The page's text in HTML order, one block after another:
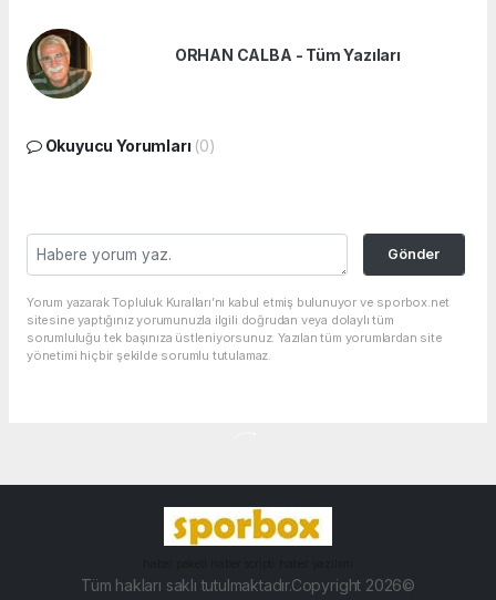
ORHAN CALBA - Tüm Yazıları
Okuyucu Yorumları (0)
Gönder
Yorum yazarak Topluluk Kuralları’nı kabul etmiş bulunuyor ve sporbox.net
sitesine yaptığınız yorumunuzla ilgili doğrudan veya dolaylı tüm
sorumluluğu tek başınıza üstleniyorsunuz. Yazılan tüm yorumlardan site
yönetimi hiçbir şekilde sorumlu tutulamaz.
Tüm hakları saklı tutulmaktadır.Copyright 2026©